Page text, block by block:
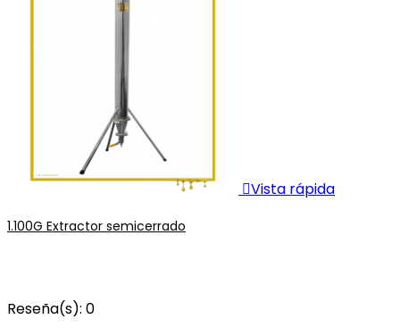
Vista rápida
1.100G Extractor semicerrado
Reseña(s): 0